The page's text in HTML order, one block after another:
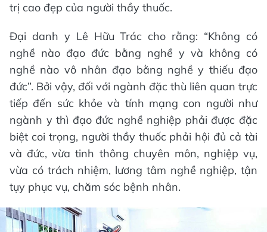
trị cao đẹp của người thầy thuốc.
Đại danh y Lê Hữu Trác cho rằng: “Không có
nghề nào đạo đức bằng nghề y và không có
nghề nào vô nhân đạo bằng nghề y thiếu đạo
đức”. Bởi vậy, đối với ngành đặc thù liên quan trực
tiếp đến sức khỏe và tính mạng con người như
ngành y thì đạo đức nghề nghiệp phải được đặc
biệt coi trọng, người thầy thuốc phải hội đủ cả tài
và đức, vừa tinh thông chuyên môn, nghiệp vụ,
vừa có trách nhiệm, lương tâm nghề nghiệp, tận
tụy phục vụ, chăm sóc bệnh nhân.